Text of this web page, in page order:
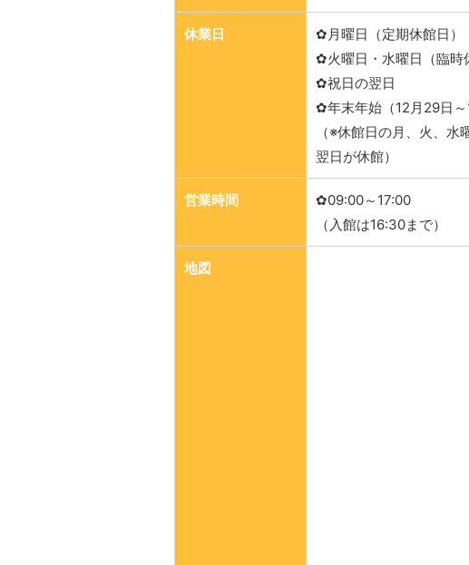
休業日
✿月曜日（定期休館日）
✿火曜日・水曜日（臨時
✿祝日の翌日
✿年末年始（12月29日～
（※休館日の月、火、
翌日が休館）
営業時間
✿09:00～17:00
（入館は16:30まで）
地図